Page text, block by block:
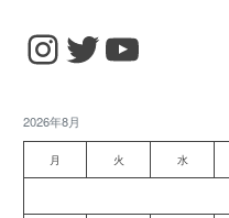
Instagram
TwitterYouTube
2026年8月
月 火 水